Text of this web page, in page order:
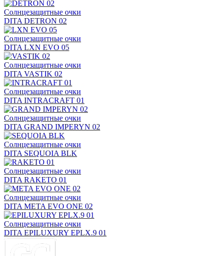
Солнцезащитные очки
DITA DETRON 02
Солнцезащитные очки
DITA LXN EVO 05
Солнцезащитные очки
DITA VASTIK 02
Солнцезащитные очки
DITA INTRACRAFT 01
Солнцезащитные очки
DITA GRAND IMPERYN 02
Солнцезащитные очки
DITA SEQUOIA BLK
Солнцезащитные очки
DITA RAKETO 01
Солнцезащитные очки
DITA META EVO ONE 02
Солнцезащитные очки
DITA EPILUXURY EPLX.9 01